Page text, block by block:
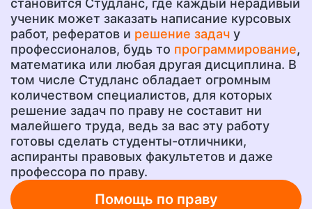
Эссе
от 400 руб.
Сочинение
от 400 руб.
Ответы на тесты
от 400 руб.
Рецензия
от 700 руб.
Шпаргалки
от 300 руб.
от 1500 руб.
становится Студланс, где каждый нерадивый
ученик может заказать написание курсовых
работ, рефератов и решение задач у
профессионалов, будь то программирование,
математика или любая другая дисциплина. В
том числе Студланс обладает огромным
количеством специалистов, для которых
решение задач по праву не составит ни
малейшего труда, ведь за вас эту работу
готовы сделать студенты-отличники,
аспиранты правовых факультетов и даже
профессора по праву.
Помощь по праву